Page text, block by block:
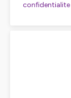
confidentialite